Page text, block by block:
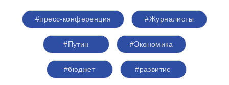
#пресс-конференция #Журналисты
#Путин #Экономика
#бюджет #развитие